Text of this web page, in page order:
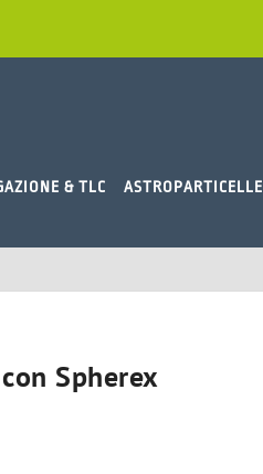
& TLC ASTROPARTICELLE
Spherex